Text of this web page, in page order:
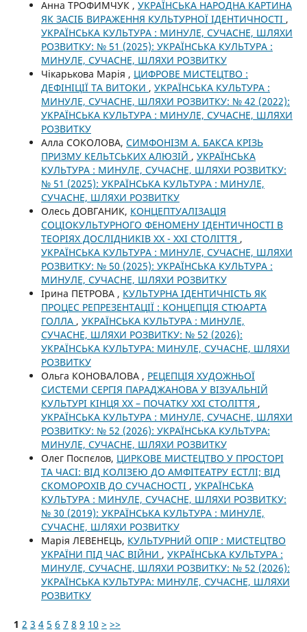
Анна ТРОФИМЧУК , УКРАЇНСЬКА НАРОДНА КАРТИНА
ЯК ЗАСІБ ВИРАЖЕННЯ КУЛЬТУРНОЇ ІДЕНТИЧНОСТІ ,
УКРАЇНСЬКА КУЛЬТУРА : МИНУЛЕ, СУЧАСНЕ, ШЛЯХИ
РОЗВИТКУ: № 51 (2025): УКРАЇНСЬКА КУЛЬТУРА :
МИНУЛЕ, СУЧАСНЕ, ШЛЯХИ РОЗВИТКУ
Чікарькова Марія , ЦИФРОВЕ МИСТЕЦТВО :
ДЕФІНІЦІЇ ТА ВИТОКИ , УКРАЇНСЬКА КУЛЬТУРА :
МИНУЛЕ, СУЧАСНЕ, ШЛЯХИ РОЗВИТКУ: № 42 (2022):
УКРАЇНСЬКА КУЛЬТУРА : МИНУЛЕ, СУЧАСНЕ, ШЛЯХИ
РОЗВИТКУ
Алла СОКОЛОВА, СИМФОНІЗМ А. БАКСА КРІЗЬ
ПРИЗМУ КЕЛЬТСЬКИХ АЛЮЗІЙ , УКРАЇНСЬКА
КУЛЬТУРА : МИНУЛЕ, СУЧАСНЕ, ШЛЯХИ РОЗВИТКУ:
№ 51 (2025): УКРАЇНСЬКА КУЛЬТУРА : МИНУЛЕ,
СУЧАСНЕ, ШЛЯХИ РОЗВИТКУ
Олесь ДОВГАНИК, КОНЦЕПТУАЛІЗАЦІЯ
СОЦІОКУЛЬТУРНОГО ФЕНОМЕНУ ІДЕНТИЧНОСТІ В
ТЕОРІЯХ ДОСЛІДНИКІВ XX - XXI СТОЛІТТЯ ,
УКРАЇНСЬКА КУЛЬТУРА : МИНУЛЕ, СУЧАСНЕ, ШЛЯХИ
РОЗВИТКУ: № 50 (2025): УКРАЇНСЬКА КУЛЬТУРА :
МИНУЛЕ, СУЧАСНЕ, ШЛЯХИ РОЗВИТКУ
Ірина ПЕТРОВА , КУЛЬТУРНА ІДЕНТИЧНІСТЬ ЯК
ПРОЦЕС РЕПРЕЗЕНТАЦІЇ : КОНЦЕПЦІЯ СТЮАРТА
ГОЛЛА , УКРАЇНСЬКА КУЛЬТУРА : МИНУЛЕ,
СУЧАСНЕ, ШЛЯХИ РОЗВИТКУ: № 52 (2026):
УКРАЇНСЬКА КУЛЬТУРА: МИНУЛЕ, СУЧАСНЕ, ШЛЯХИ
РОЗВИТКУ
Ольга КОНОВАЛОВА , РЕЦЕПЦІЯ ХУДОЖНЬОЇ
СИСТЕМИ СЕРГІЯ ПАРАДЖАНОВА У ВІЗУАЛЬНІЙ
КУЛЬТУРІ КІНЦЯ ХХ – ПОЧАТКУ ХХІ СТОЛІТТЯ ,
УКРАЇНСЬКА КУЛЬТУРА : МИНУЛЕ, СУЧАСНЕ, ШЛЯХИ
РОЗВИТКУ: № 52 (2026): УКРАЇНСЬКА КУЛЬТУРА:
МИНУЛЕ, СУЧАСНЕ, ШЛЯХИ РОЗВИТКУ
Олег Поспєлов, ЦИРКОВЕ МИСТЕЦТВО У ПРОСТОРІ
ТА ЧАСІ: ВІД КОЛІЗЕЮ ДО АМФІТЕАТРУ ЕСТЛІ; ВІД
СКОМОРОХІВ ДО СУЧАСНОСТІ , УКРАЇНСЬКА
КУЛЬТУРА : МИНУЛЕ, СУЧАСНЕ, ШЛЯХИ РОЗВИТКУ:
№ 30 (2019): УКРАЇНСЬКА КУЛЬТУРА : МИНУЛЕ,
СУЧАСНЕ, ШЛЯХИ РОЗВИТКУ
Марія ЛЕВЕНЕЦЬ, КУЛЬТУРНИЙ ОПІР : МИСТЕЦТВО
УКРАЇНИ ПІД ЧАС ВІЙНИ , УКРАЇНСЬКА КУЛЬТУРА :
МИНУЛЕ, СУЧАСНЕ, ШЛЯХИ РОЗВИТКУ: № 52 (2026):
УКРАЇНСЬКА КУЛЬТУРА: МИНУЛЕ, СУЧАСНЕ, ШЛЯХИ
РОЗВИТКУ
1 2 3 4 5 6 7 8 9 10 > >>